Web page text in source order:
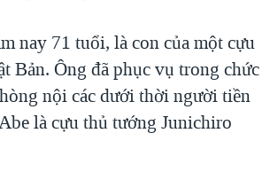
nay 71 tuổi, là con của một cựu
Bản. Ông đã phục vụ trong chức
nội các dưới thời người tiền
là cựu thủ tướng Junichiro